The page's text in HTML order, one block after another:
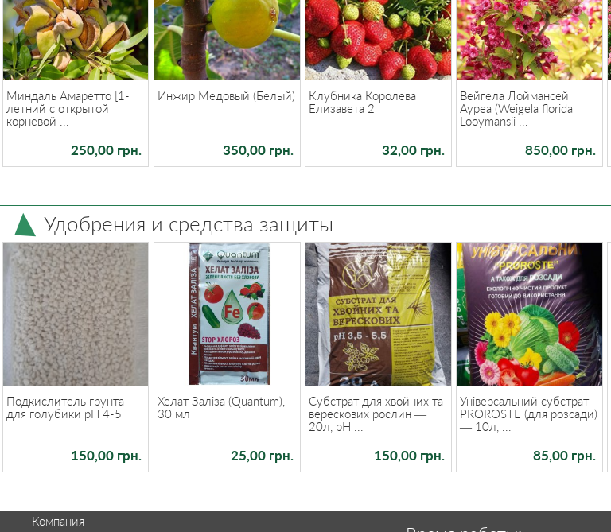
Миндаль Амаретто [1-
летний с открытой
корневой ...
250,00 грн.
Инжир Медовый (Белый)
350,00 грн.
Клубника Королева
Елизавета 2
32,00 грн.
Вейгела Лоймансей
Ауреа (Weigela florida
Looymansii ...
850,00 грн.
Удобрения и средства защиты
Подкислитель грунта
для голубики рН 4-5
150,00 грн.
Хелат Заліза (Quantum),
30 мл
25,00 грн.
Субстрат для хвойних та
верескових рослин —
20л, pH ...
150,00 грн.
Універсальний субстрат
PROROSTE (для розсади)
— 10л, ...
85,00 грн.
Компания